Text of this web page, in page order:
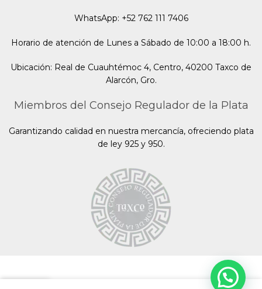
WhatsApp: +52 762 111 7406
Horario de atención de Lunes a Sábado de 10:00 a 18:00 h.
Ubicación: Real de Cuauhtémoc 4, Centro, 40200 Taxco de
Alarcón, Gro.
Miembros del Consejo Regulador de la Plata
Garantizando calidad en nuestra mercancía, ofreciendo plata
de ley 925 y 950.